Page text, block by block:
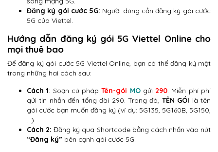
Đăng ký gói cước 5G: Người dùng cần đăng ký gói cước
5G của Viettel.
Hướng dẫn đăng ký gói 5G Viettel Online cho
mọi thuê bao
Để đăng ký gói cước 5G Viettel Online, bạn có thể đăng ký một
trong những hai cách sau:
Cách 1: Soạn cú phápTên-gói MOgửi 290. Miễn phí phí
gửi tin nhắn đến tổng đài 290. Trong đó, TÊN GÓI là tên
gói cước bạn muốn đăng ký (ví dụ: 5G135, 5G160B, 5G150,
…).
Cách 2: Đăng ký qua Shortcode bằng cách nhấn vào nút
“Đăng ký” bên cạnh gói cước 5G.